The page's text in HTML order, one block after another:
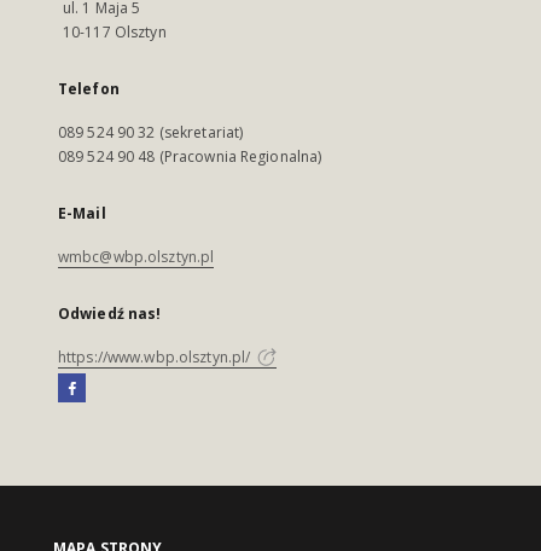
ul. 1 Maja 5
10-117 Olsztyn
Telefon
089 524 90 32 (sekretariat)
089 524 90 48 (Pracownia Regionalna)
E-Mail
wmbc@wbp.olsztyn.pl
Odwiedź nas!
https://www.wbp.olsztyn.pl/